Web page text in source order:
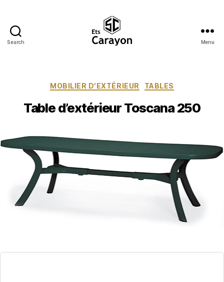
Search Menu
Catégories
MOBILIER D'EXTÉRIEUR TABLES
Table d’extérieur Toscana 250